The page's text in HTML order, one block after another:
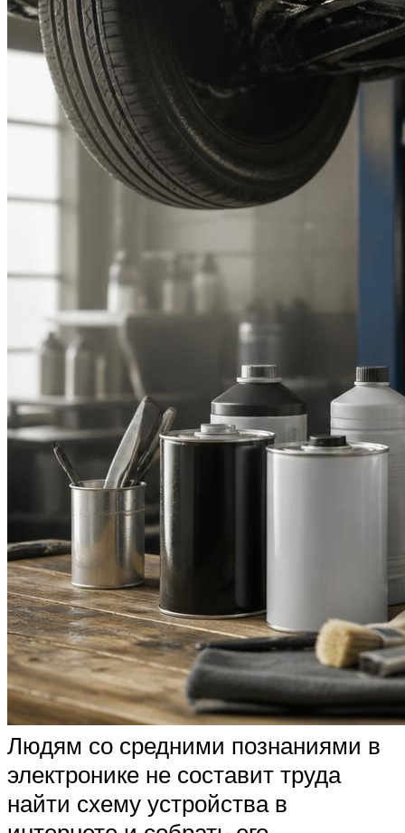
Людям со средними познаниями в
электронике не составит труда
найти схему устройства в